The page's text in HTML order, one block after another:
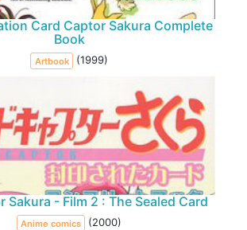
Card Captor Sakura Complete
Book
Artbook (1999)
Sakura - Film 2 : The Sealed Card
Anime comics (2000)